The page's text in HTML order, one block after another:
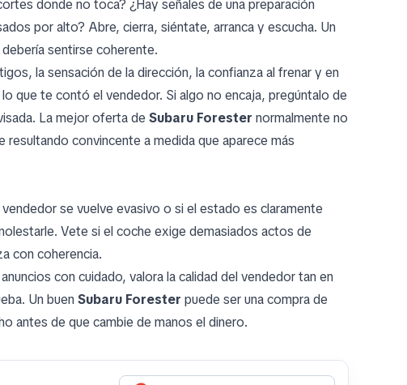
donde no toca? ¿Hay señales de una preparación
por alto? Abre, cierra, siéntate, arranca y escucha. Un
sentirse coherente.
la sensación de la dirección, la confianza al frenar y en
que te contó el vendedor. Si algo no encaja, pregúntalo de
La mejor oferta de Subaru Forester normalmente no
convincente a medida que aparece más
se vuelve evasivo o si el estado es claramente
Vete si el coche exige demasiados actos de
con coherencia.
con cuidado, valora la calidad del vendedor tan en
Un buen Subaru Forester puede ser una compra de
antes de que cambie de manos el dinero.